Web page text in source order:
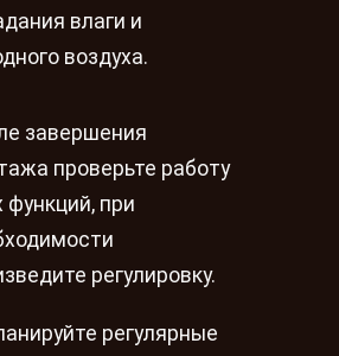
влаги и
воздуха.
завершения
проверьте работу
функций, при
регулировку.
регулярные